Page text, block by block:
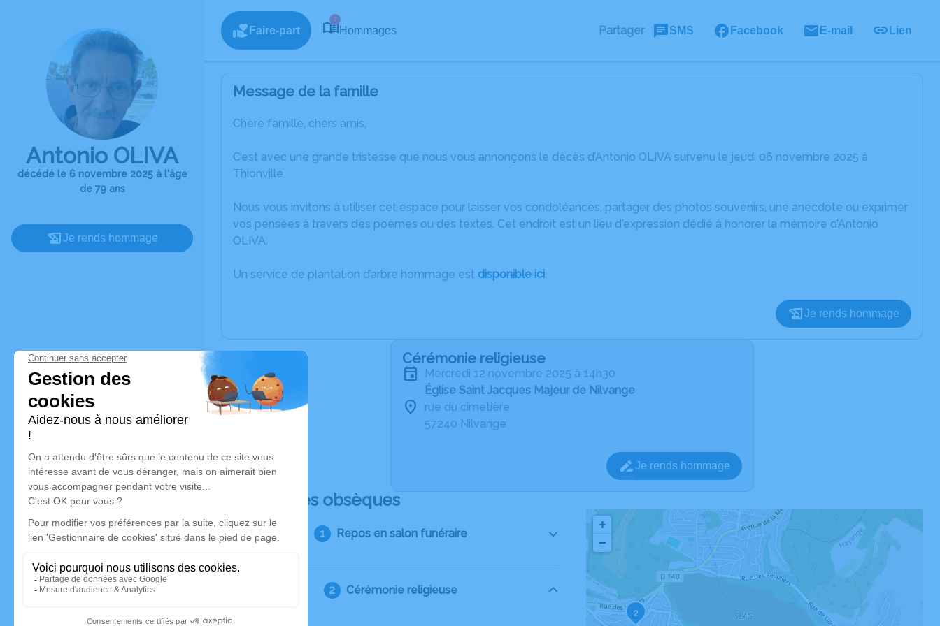
Antonio OLIVA
décédé le 6 novembre 2025 à l'âge
de 79 ans
Je rends hommage
Faire-part
7
Hommages Partager SMS Facebook E-mail Lien
Message de la famille
Chère famille, chers amis,
C’est avec une grande tristesse que nous vous annonçons le décès d’Antonio OLIVA survenu le jeudi 06 novembre 2025 à
Thionville.
Nous vous invitons à utiliser cet espace pour laisser vos condoléances, partager des photos souvenirs, une anecdote ou exprimer
vos pensées à travers des poèmes ou des textes. Cet endroit est un lieu d'expression dédié à honorer la mémoire d’Antonio
OLIVA.
Un service de plantation d’arbre hommage est disponible ici.
Je rends hommage
Cérémonie religieuse
mercredi 12 novembre 2025 à 14h30
Église Saint Jacques Majeur de Nilvange
rue du cimetière
57240 Nilvange
Je rends hommage
Déroulé des obsèques
Repos en salon funéraire
Cérémonie religieuse
2
+
−